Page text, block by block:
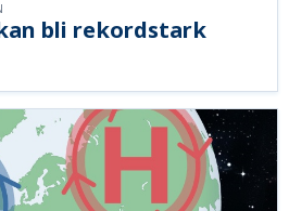
bli rekordstark